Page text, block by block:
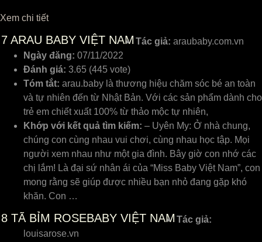
Xem chi tiết
7 ARAU BABY VIỆT NAM Tác giả: araubaby.com.vn
Ngày đăng: 07/11/2022
Đánh giá: 3.65 (445 vote)
Tóm tắt: arau.baby là thương hiệu chăm sóc bé an toàn
và tự nhiên đến từ Nhật Bản. Với các sản phẩm dành cho
trẻ em chiết xuất 100% từ thảo mộc tự nhiên,
Khớp với kết quả tìm kiếm: – Uyên My: Ở nhà chung,
chúng con cùng nhau vui chơi, cùng nhau học tập. Mọi
người xem nhau như một gia đình. Bây giờ con nhớ các
chị lắm! Là đại sứ nhân ái của “Miss Baby Việt Nam”, con
mong rằng sẽ giúp được nhiều bạn nhỏ đang gặp khó
khăn. Con …
8 TÃ BỈM ROSEBABY VIỆT NAM Tác giả:
louisarose.vn